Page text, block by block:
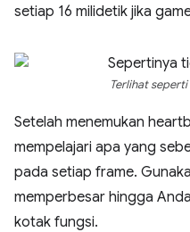
setiap 16 milidetik jika
Terlihat
Setelah menemukan
mempelajari apa yang
pada setiap frame.
memperbesar hingga
kotak fungsi.